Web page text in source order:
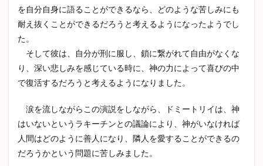
を自分自身に語ることができるなら、どのような苦しみにも
耐え抜くことができるだろうと考えるようになったようでし
た。
そして彼は、自分が刑に服し、鎖に繋がれて自由がなくな
り、深い悲しみを感じている時に、神の力によって喜びの中
で復活するだろうと考えるようになりました。
涙を流しながらこの演説をしながら、ドミートリイは、神
はいないというラキーチンとの議論により、神がいなければ
人間はどのように善人になり、隣人を愛することができるの
だろうかという問題に苦しみました。